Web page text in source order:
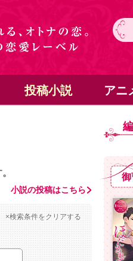
投稿小説 アニ
小説の投稿はこちら
×検索条件をクリアする